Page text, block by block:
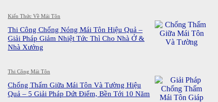
Kiến Thức Về Mái Tôn
Thi Công Chống Nóng Mái Tôn Hiệu Quả –
Giải Pháp Giảm Nhiệt Tức Thì Cho Nhà Ở &
Nhà Xưởng
Thi Công Mái Tôn
Chống Thấm Giữa Mái Tôn Và Tường Hiệu
Quả – 5 Giải Pháp Dứt Điểm, Bền Tới 10 Năm